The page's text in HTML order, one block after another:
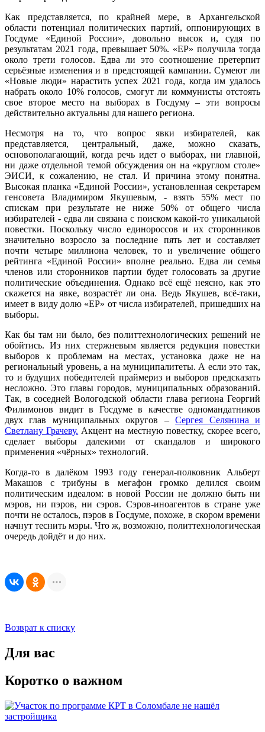
Как представляется, по крайней мере, в Архангельской
области потенциал политических партий, оппонирующих в
Госдуме «Единой России», довольно высок и, судя по
результатам 2021 года, превышает 50%. «ЕР» получила тогда
около трети голосов. Едва ли это соотношение претерпит
серьёзные изменения и в предстоящей кампании. Сумеют ли
«Новые люди» нарастить успех 2021 года, когда им удалось
набрать около 10% голосов, смогут ли коммунисты отстоять
свое второе место на выборах в Госдуму – эти вопросы
действительно актуальны для нашего региона.
Несмотря на то, что вопрос явки избирателей, как
представляется, центральный, даже, можно сказать,
основополагающий, когда речь идет о выборах, ни главной,
ни даже отдельной темой обсуждения он на «круглом столе»
ЭИСИ, к сожалению, не стал. И причина этому понятна.
Высокая планка «Единой России», установленная секретарем
генсовета Владимиром Якушевым, - взять 55% мест по
спискам при результате не ниже 50% от общего числа
избирателей - едва ли связана с поиском какой-то уникальной
повестки. Поскольку число единороссов и их сторонников
значительно возросло за последние пять лет и составляет
почти четыре миллиона человек, то и увеличение общего
рейтинга «Единой России» вполне реально. Едва ли семья
членов или сторонников партии будет голосовать за другие
политические объединения. Однако всё ещё неясно, как это
скажется на явке, возрастёт ли она. Ведь Якушев, всё-таки,
имеет в виду долю «ЕР» от числа избирателей, пришедших на
выборы.
Как бы там ни было, без политтехнологических решений не
обойтись. Из них стержневым является редукция повестки
выборов к проблемам на местах, установка даже не на
региональный уровень, а на муниципалитеты. А если это так,
то и будущих победителей праймериз и выборов предсказать
несложно. Это главы городов, муниципальных образований.
Так, в соседней Вологодской области глава региона Георгий
Филимонов видит в Госдуме в качестве одномандатников
двух глав муниципальных округов –Сергея Селянина и
Светлану Грачеву. Акцент на местную повестку, скорее всего,
сделает выборы далекими от скандалов и широкого
применения «чёрных» технологий.
Когда-то в далёком 1993 году генерал-полковник Альберт
Макашов с трибуны в мегафон громко делился своим
политическим идеалом: в новой России не должно быть ни
мэров, ни пэров, ни сэров. Сэров-иноагентов в стране уже
почти не осталось, пэров в Госдуме, похоже, в скором времени
начнут теснить мэры. Что ж, возможно, политтехнологическая
очередь дойдёт и до них.
Возврат к списку
Для вас
Коротко о важном